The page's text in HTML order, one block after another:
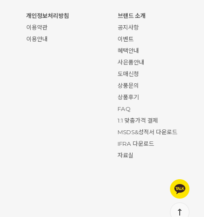
개인정보처리방침
이용약관
이용안내
브랜드 소개
공지사항
이벤트
혜택안내
사은품안내
도매신청
상품문의
상품후기
FAQ
1:1 맞춤가격 결제
MSDS&성적서 다운로드
IFRA 다운로드
자료실